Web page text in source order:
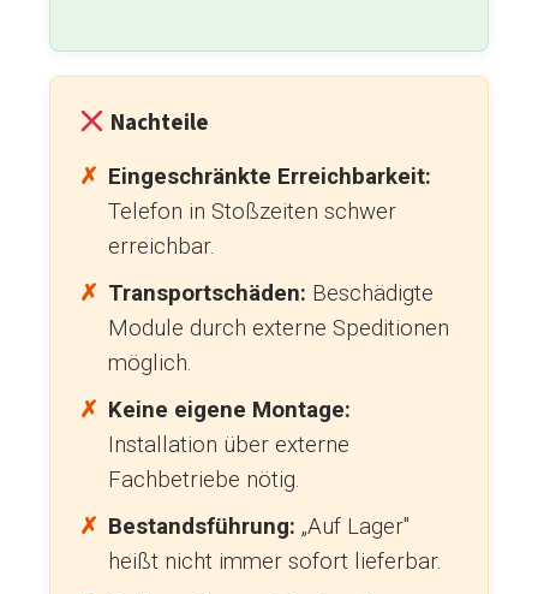
Nachteile
Eingeschränkte Erreichbarkeit:
Telefon in Stoßzeiten schwer
erreichbar.
Transportschäden: Beschädigte
Module durch externe Speditionen
möglich.
Keine eigene Montage:
Installation über externe
Fachbetriebe nötig.
Bestandsführung: „Auf Lager"
heißt nicht immer sofort lieferbar.